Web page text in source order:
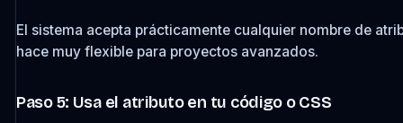
El sistema acepta prácticamente cualquier nombre de
hace muy flexible para proyectos avanzados.
Paso 5: Usa el atributo en tu código o CSS